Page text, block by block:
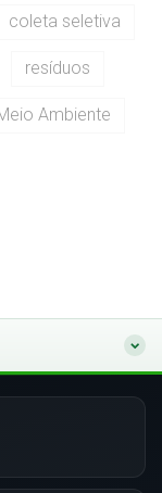
coleta seletiva
resíduos
Ambiente